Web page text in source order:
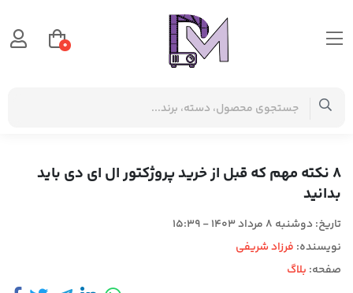
8 نکته مهم که قبل از خرید پروژکتور ال ای دی باید
بدانید
تاریخ: دوشنبه 8 مرداد 1403 - 15:39
نویسنده: فرزاد شریفی
صفحه: بلاگ
0